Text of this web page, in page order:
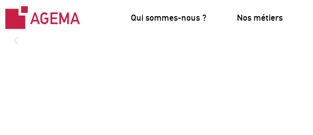
Qui sommes-nous ? Nos métiers